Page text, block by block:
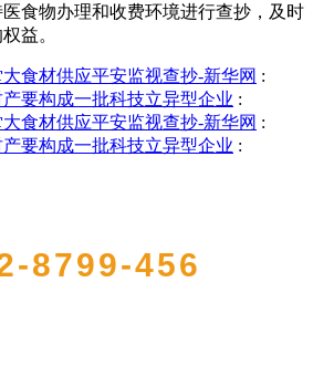
食物办理和收费环境进行查抄，及时
益。
食材供应平安监视查抄-新华网 :
要构成一批科技立异型企业 :
食材供应平安监视查抄-新华网 :
要构成一批科技立异型企业 :
8799-456